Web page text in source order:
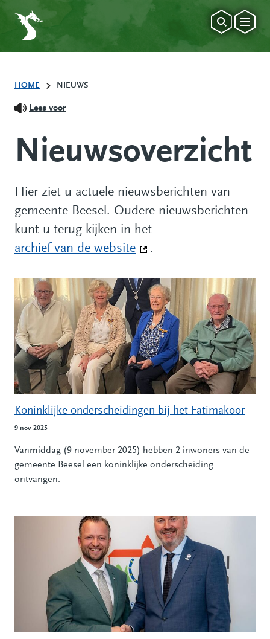
HOME NIEUWS
Lees voor
Nieuwsoverzicht
Hier ziet u actuele nieuwsberichten van
gemeente Beesel. Oudere nieuwsberichten
kunt u terug kijken in het
archief van de website (Deze link gaat naar
.
Alle nieuwsberichten
Koninklijke onderscheidingen bij het Fatimakoor
9 nov 2025
Vanmiddag (9 november 2025) hebben 2 inwoners van de
gemeente Beesel een koninklijke onderscheiding
ontvangen.